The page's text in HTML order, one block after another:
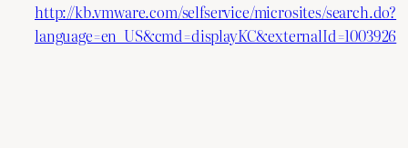
http://kb.vmware.com/selfservice/microsites/search.do?
language=en_US&cmd=displayKC&externalId=1003926